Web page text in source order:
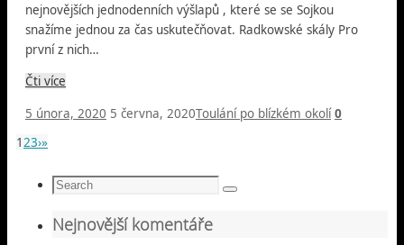
nejnovějších jednodenních výšlapů , které se se Sojkou
snažíme jednou za čas uskutečňovat. Radkowské skály Pro
první z nich…
Čti více
5 února, 2020 5 června, 2020Toulání po blízkém okolí 0
123›»
Search
Search
Nejnovější komentáře